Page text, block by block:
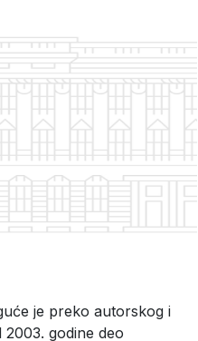
je preko autorskog i
godine deo